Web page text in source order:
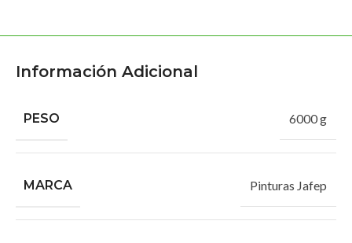
Información Adicional
PESO 6000 g
MARCA Pinturas Jafep